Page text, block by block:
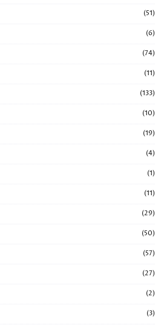
(51)
(6)
(74)
(11)
(133)
(10)
(19)
(4)
(1)
(11)
(29)
(50)
(57)
(27)
(2)
(3)